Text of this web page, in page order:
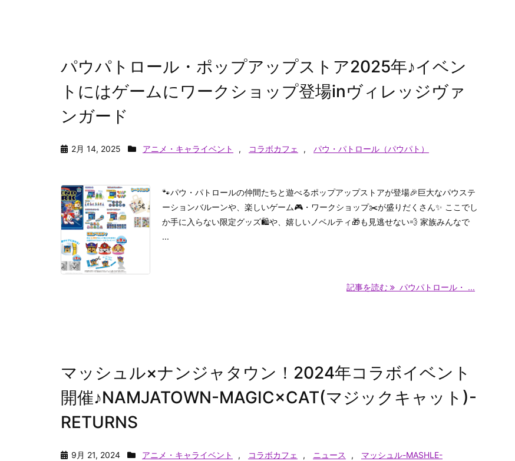
パウパトロール・ポップアップストア2025年♪イベン
トにはゲームにワークショップ登場inヴィレッジヴァ
ンガード
2月 14, 2025 アニメ・キャライベント , コラボカフェ , パウ・パトロール（パウパト）
🐾パウ・パトロールの仲間たちと遊べるポップアップストアが登場🎉巨大なパウステ
ーションバルーンや、楽しいゲーム🎮・ワークショップ✂️が盛りだくさん✨ ここでし
か手に入らない限定グッズ🛍️や、嬉しいノベルティ🎁も見逃せない💨 家族みんなで
...
記事を読む パウパトロール・ ...
マッシュル×ナンジャタウン！2024年コラボイベント
開催♪NAMJATOWN-MAGIC×CAT(マジックキャット)-
RETURNS
9月 21, 2024 アニメ・キャライベント , コラボカフェ , ニュース , マッシュル-MASHLE-